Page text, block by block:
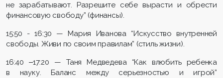
не зарабатывают. Разрешите себе вырасти и обрести
финансовую свободу” (финансы).
15:50 - 16:30 — Мария Иванова “Искусство внутренней
свободы. Живи по своим правилам” (стиль жизни).
16:40 ‒17:20 — Таня Медведева “Как влюбить ребенка
в науку. Баланс между серьезностью и игрой”